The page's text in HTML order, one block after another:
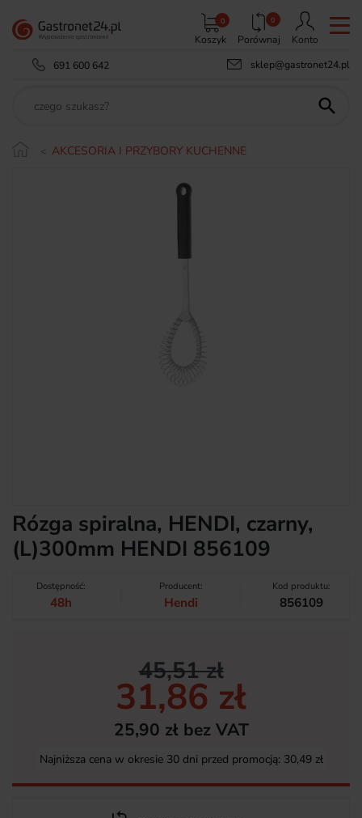
Koszyk
0 0
Porównaj
Konto
691 600 642
sklep@gastronet24.pl

AKCESORIA I PRZYBORY KUCHENNE
Rózga spiralna, HENDI, czarny,
(L)300mm HENDI 856109
Dostępność:
48h
Producent:
Hendi
Kod produktu:
856109
45,51 zł
31,86 zł
25,90 zł bez VAT
Najniższa cena w okresie 30 dni przed promocją: 30,49 zł